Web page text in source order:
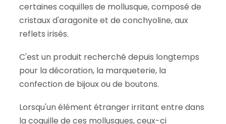
certaines coquilles de mollusque, composé de
cristaux d'aragonite et de conchyoline, aux
reflets irisés.
C'est un produit recherché depuis longtemps
pour la décoration, la marqueterie, la
confection de bijoux ou de boutons.
Lorsqu'un élément étranger irritant entre dans
la coquille de ces mollusques, ceux-ci